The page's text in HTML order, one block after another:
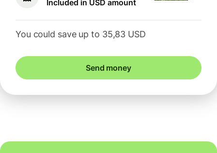
Included in USD amount
You could save up to 35,83 USD
Send money